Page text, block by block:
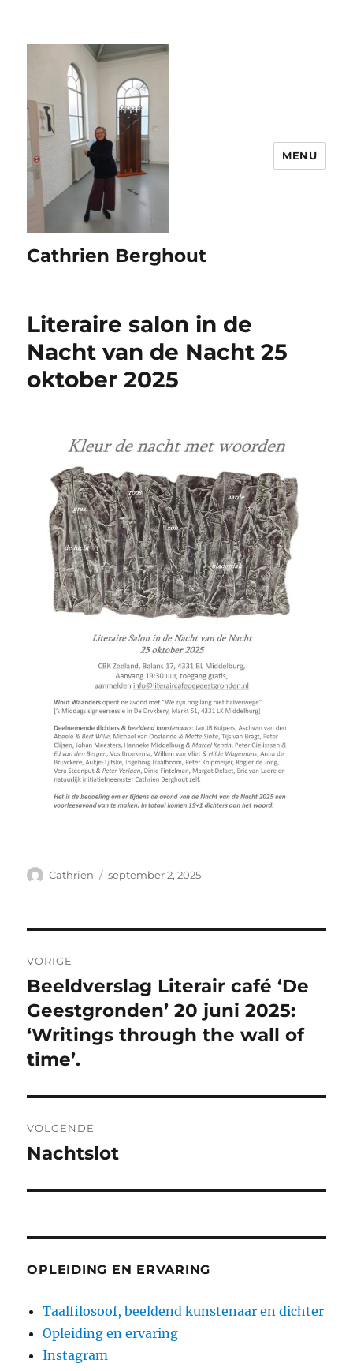
Cathrien Berghout
MENU
Literaire salon in de
Nacht van de Nacht 25
oktober 2025
Auteur
Cathrien
Geplaatst
september 2, 2025
navigatie
VORIGE
Vorig
bericht:
Beeldverslag Literair café ‘De
Geestgronden’ 20 juni 2025:
‘Writings through the wall of
time’.
VOLGENDE
Volgend
Nachtslot
OPLEIDING EN ERVARING
Taalfilosoof, beeldend kunstenaar en dichter
Opleiding en ervaring
Instagram